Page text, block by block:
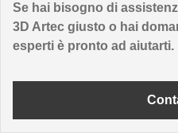
Se hai bisogno di
3D Artec giusto o hai
esperti è pronto ad aiutarti.